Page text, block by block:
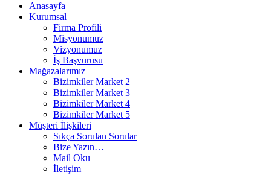
Anasayfa
Kurumsal
Firma Profili
Misyonumuz
Vizyonumuz
İş Başvurusu
Mağazalarımız
Bizimkiler Market 2
Bizimkiler Market 3
Bizimkiler Market 4
Bizimkiler Market 5
Müşteri İlişkileri
Sıkça Sorulan Sorular
Bize Yazın…
Mail Oku
İletişim